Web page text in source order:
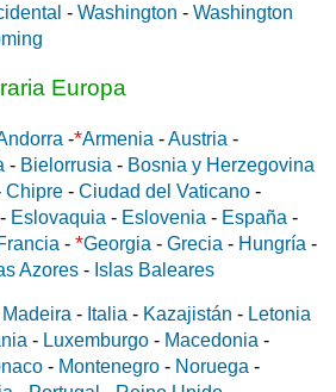
- Washington - Washington
Europa
-*Armenia -Austria -
- Bielorrusia - Bosnia y Herzegovina
Chipre - Ciudad del Vaticano -
- Eslovaquia - Eslovenia - España -
- *Georgia - Grecia - Hungría -
Azores - Islas Baleares
Madeira - Italia - Kazajistán - Letonia
- Luxemburgo - Macedonia -
- Montenegro - Noruega -